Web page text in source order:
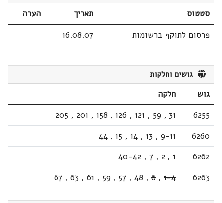
סטטוס תאריך
הערה
פרסום לתוקף ברשומות
16.08.07
גושים וחלקות
גוש
חלקה
6255
31
,
59
,
121
,
126
,
158
,
201
,
205
6260
9-11
,
13
,
14
,
15
,
44
6262
1
,
2
,
7
,
40-42
6263
1-4
,
6
,
48
,
57
,
59
,
61
,
63
,
67